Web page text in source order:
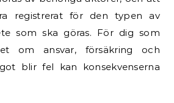
registrerat för den typen av
som ska göras. För dig som
om ansvar, försäkring och
blir fel kan konsekvenserna